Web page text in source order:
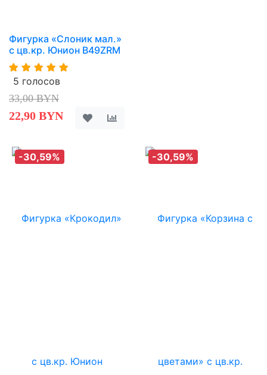
Фигурка «Слоник мал.»
с цв.кр. Юнион B49ZRM
5 голосов
33,00 BYN
22,90 BYN
-30,59% -30,59%